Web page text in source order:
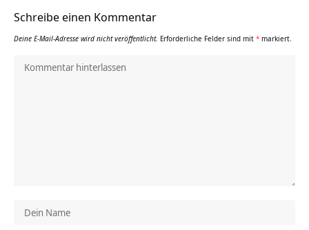
Schreibe einen Kommentar
Deine E-Mail-Adresse wird nicht veröffentlicht. Erforderliche Felder sind mit * markiert.